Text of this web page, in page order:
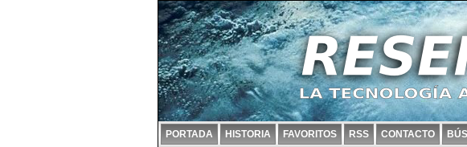
PORTADA HISTORIA FAVORITOS RSS CONTACTO